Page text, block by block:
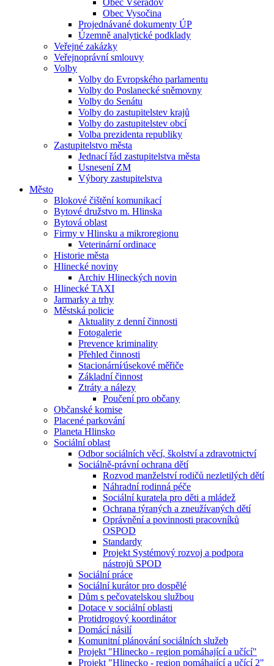
Obec Všeradov
Obec Vysočina
Projednávané dokumenty ÚP
Územně analytické podklady
Veřejné zakázky
Veřejnoprávní smlouvy
Volby
Volby do Evropského parlamentu
Volby do Poslanecké sněmovny
Volby do Senátu
Volby do zastupitelstev krajů
Volby do zastupitelstev obcí
Volba prezidenta republiky
Zastupitelstvo města
Jednací řád zastupitelstva města
Usnesení ZM
Výbory zastupitelstva
Město
Blokové čištění komunikací
Bytové družstvo m. Hlinska
Bytová oblast
Firmy v Hlinsku a mikroregionu
Veterinární ordinace
Historie města
Hlinecké noviny
Archiv Hlineckých novin
Hlinecké TAXI
Jarmarky a trhy
Městská policie
Aktuality z denní činnosti
Fotogalerie
Prevence kriminality
Přehled činnosti
Stacionární⁄úsekové měřiče
Základní činnost
Ztráty a nálezy
Poučení pro občany
Občanské komise
Placené parkování
Planeta Hlinsko
Sociální oblast
Odbor sociálních věcí, školství a zdravotnictví
Sociálně-právní ochrana dětí
Rozvod manželství rodičů nezletilých dětí
Náhradní rodinná péče
Sociální kuratela pro děti a mládež
Ochrana týraných a zneužívaných dětí
Oprávnění a povinnosti pracovníků
OSPOD
Standardy
Projekt Systémový rozvoj a podpora
nástrojů SPOD
Sociální práce
Sociální kurátor pro dospělé
Dům s pečovatelskou službou
Dotace v sociální oblasti
Protidrogový koordinátor
Domácí násilí
Komunitní plánování sociálních služeb
Projekt "Hlinecko - region pomáhající a učící"
Projekt "Hlinecko - region pomáhající a učící 2"